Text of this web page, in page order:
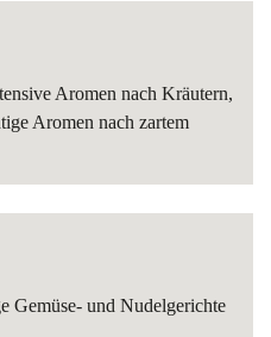
Aromen nach Kräutern,
Aromen nach zartem
Gemüse- und Nudelgerichte